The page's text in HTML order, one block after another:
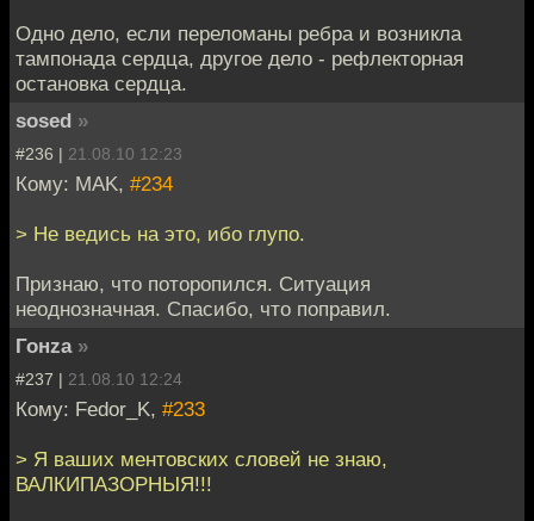
Одно дело, если переломаны ребра и возникла
тампонада сердца, другое дело - рефлекторная
остановка сердца.
sosed »
#236 | 21.08.10 12:23
Кому: MAK, #234
> Не ведись на это, ибо глупо.
Признаю, что поторопился. Ситуация
неоднозначная. Спасибо, что поправил.
Гонzа »
#237 | 21.08.10 12:24
Кому: Fedor_K, #233
> Я ваших ментовских словей не знаю,
ВАЛКИПАЗОРНЫЯ!!!